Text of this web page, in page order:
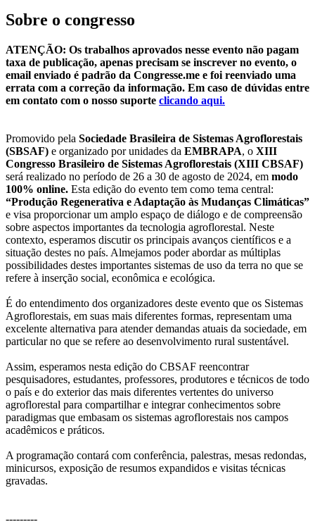
Sobre o congresso
ATENÇÃO: Os trabalhos aprovados nesse evento não pagam
taxa de publicação, apenas precisam se inscrever no evento, o
email enviado é padrão da Congresse.me e foi reenviado uma
errata com a correção da informação. Em caso de dúvidas entre
em contato com o nosso suporte clicando aqui.
Promovido pela Sociedade Brasileira de Sistemas Agroflorestais
(SBSAF) e organizado por unidades da EMBRAPA, o XIII
Congresso Brasileiro de Sistemas Agroflorestais (XIII CBSAF)
será realizado no período de 26 a 30 de agosto de 2024, em modo
100% online. Esta edição do evento tem como tema central:
“Produção Regenerativa e Adaptação às Mudanças Climáticas”
e visa proporcionar um amplo espaço de diálogo e de compreensão
sobre aspectos importantes da tecnologia agroflorestal. Neste
contexto, esperamos discutir os principais avanços científicos e a
situação destes no país. Almejamos poder abordar as múltiplas
possibilidades destes importantes sistemas de uso da terra no que se
refere à inserção social, econômica e ecológica.
É do entendimento dos organizadores deste evento que os Sistemas
Agroflorestais, em suas mais diferentes formas, representam uma
excelente alternativa para atender demandas atuais da sociedade, em
particular no que se refere ao desenvolvimento rural sustentável.
Assim, esperamos nesta edição do CBSAF reencontrar
pesquisadores, estudantes, professores, produtores e técnicos de todo
o país e do exterior das mais diferentes vertentes do universo
agroflorestal para compartilhar e integrar conhecimentos sobre
paradigmas que embasam os sistemas agroflorestais nos campos
acadêmicos e práticos.
A programação contará com conferência, palestras, mesas redondas,
minicursos, exposição de resumos expandidos e visitas técnicas
gravadas.
---------